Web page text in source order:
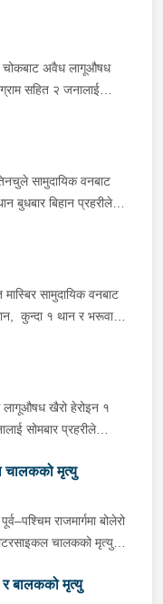
चोकबाट अवैध लागूऔषध
सहित २ जनालाई
सतिराम थारू रहेका
प्रहरीले दमौलीबाट
सवार
सम्बन्धमा प्रहरीले
सामुदायिक वनबाट
बुधबार बिहान प्रहरीले
प्रहरीले आवश्यक
मास्बिर सामुदायिक वनबाट
कुन्दा १ थान र भरूवा
हातहतियार फेला पारी
अनुसन्धान गरिरहेको
लागूऔषध खैरो हेरोइन १
सोमबार प्रहरीले
१० बस्ने ५५ वर्षीय अरूण
शाखा कार्यालय
लागूऔषध सहित पक्राउ
कुमारको घर तलासी
१ थान समेत फेला पारी
चालकको मृत्यु
राजमार्गमा बोलेरो
चालकको मृत्यु
आउँदै गरेको लु.२
बालकको मृत्यु